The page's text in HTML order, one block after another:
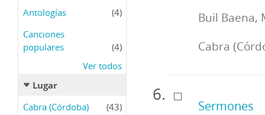
Antologías
(4)
Canciones
populares
(4)
Ver todos
Lugar
Cabra (Córdoba)
(43)
Buil Baena,
Cabra
Sermones